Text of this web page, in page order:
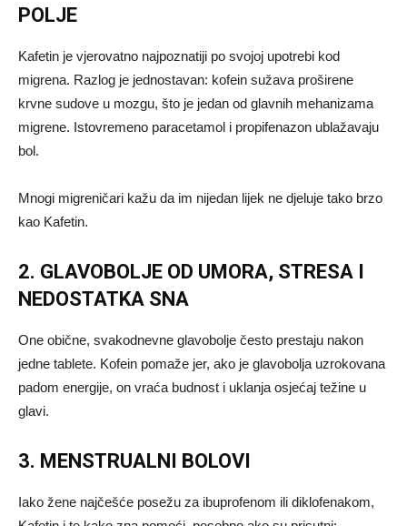
POLJE
Kafetin je vjerovatno najpoznatiji po svojoj upotrebi kod
migrena. Razlog je jednostavan: kofein sužava proširene
krvne sudove u mozgu, što je jedan od glavnih mehanizama
migrene. Istovremeno paracetamol i propifenazon ublažavaju
bol.
Mnogi migreničari kažu da im nijedan lijek ne djeluje tako brzo
kao Kafetin.
2. GLAVOBOLJE OD UMORA, STRESA I
NEDOSTATKA SNA
One obične, svakodnevne glavobolje često prestaju nakon
jedne tablete. Kofein pomaže jer, ako je glavobolja uzrokovana
padom energije, on vraća budnost i uklanja osjećaj težine u
glavi.
3. MENSTRUALNI BOLOVI
Iako žene najčešće posežu za ibuprofenom ili diklofenakom,